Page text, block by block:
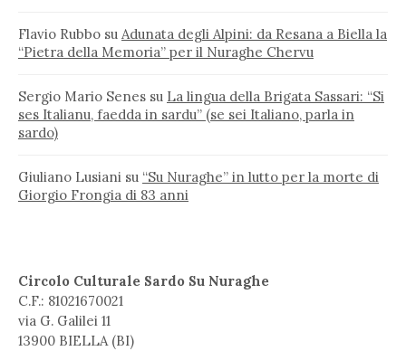
Flavio Rubbo su Adunata degli Alpini: da Resana a Biella la
“Pietra della Memoria” per il Nuraghe Chervu
Sergio Mario Senes su La lingua della Brigata Sassari: “Si
ses Italianu, faedda in sardu” (se sei Italiano, parla in
sardo)
Giuliano Lusiani su “Su Nuraghe” in lutto per la morte di
Giorgio Frongia di 83 anni
Circolo Culturale Sardo Su Nuraghe
C.F.: 81021670021
via G. Galilei 11
13900 BIELLA (BI)